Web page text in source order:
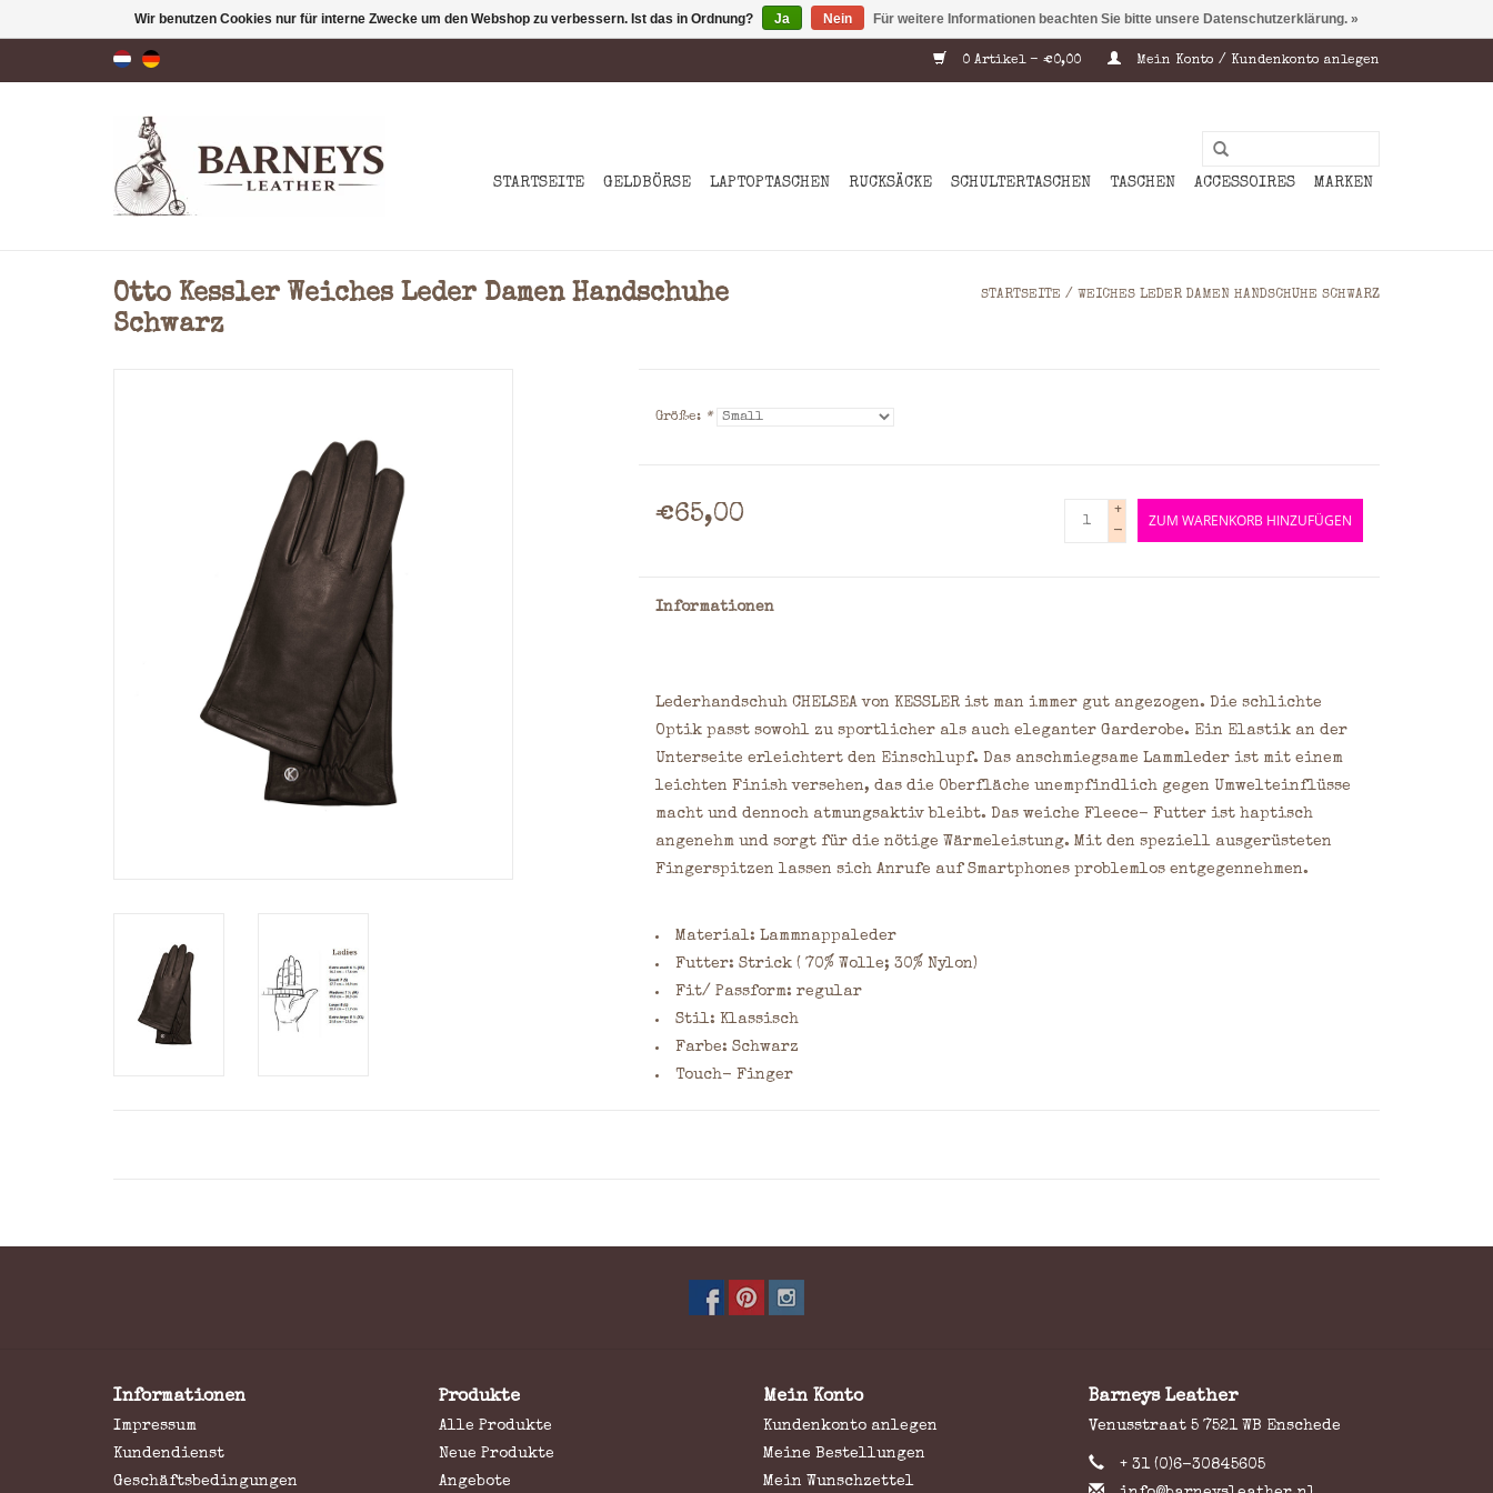
0 Artikel - €0,00 Mein Konto / Kundenkonto anlegen
STARTSEITE GELDBÖRSE LAPTOPTASCHEN RUCKSÄCKE SCHULTERTASCHEN TASCHEN ACCESSOIRES MARKEN
Otto Kessler Weiches Leder Damen Handschuhe
Schwarz
STARTSEITE / WEICHES LEDER DAMEN HANDSCHUHE SCHWARZ
Größe: *
€65,00
+
-
ZUM WARENKORB HINZUFÜGEN
Informationen
Lederhandschuh CHELSEA von KESSLER ist man immer gut angezogen. Die schlichte
Optik passt sowohl zu sportlicher als auch eleganter Garderobe. Ein Elastik an der
Unterseite erleichtert den Einschlupf. Das anschmiegsame Lammleder ist mit einem
leichten Finish versehen, das die Oberfläche unempfindlich gegen Umwelteinflüsse
macht und dennoch atmungsaktiv bleibt. Das weiche Fleece- Futter ist haptisch
angenehm und sorgt für die nötige Wärmeleistung. Mit den speziell ausgerüsteten
Fingerspitzen lassen sich Anrufe auf Smartphones problemlos entgegennehmen.
Material: Lammnappaleder
Futter: Strick ( 70% Wolle; 30% Nylon)
Fit/ Passform: regular
Stil: Klassisch
Farbe: Schwarz
Touch- Finger
Informationen
Impressum
Kundendienst
Geschäftsbedingungen
Produkte
Alle Produkte
Neue Produkte
Angebote
Mein Konto
Kundenkonto anlegen
Meine Bestellungen
Mein Wunschzettel
Barneys Leather
Venusstraat 5 7521 WB Enschede
+ 31 (0)6-30845605
Wir benutzen Cookies nur für interne Zwecke um den Webshop zu verbessern. Ist das in Ordnung? Ja Nein Für weitere Informationen beachten Sie bitte unsere Datenschutzerklärung. »